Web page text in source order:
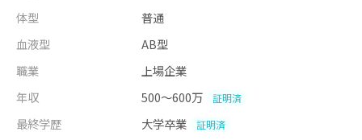
体型
普通
血液型
AB型
職業
上場企業
年収
500～600万 証明済
最終学歴 大学卒業 証明済